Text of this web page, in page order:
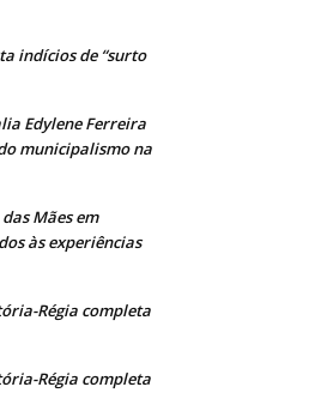
indícios de “surto
Edylene Ferreira
municipalismo na
Mães em
às experiências
Régia completa
Régia completa